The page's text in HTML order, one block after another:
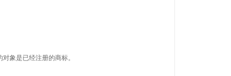
象是已经注册的商标。